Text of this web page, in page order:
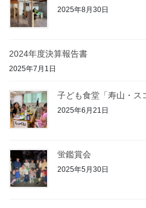
2025年8月30日
2024年度決算報告書
2025年7月1日
子ども食堂「寿山・ス
2025年6月21日
蛍鑑賞会
2025年5月30日